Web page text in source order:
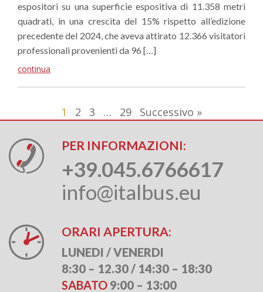
espositori su una superficie espositiva di 11.358 metri
quadrati, in una crescita del 15% rispetto all’edizione
precedente del 2024, che aveva attirato 12.366 visitatori
professionali provenienti da 96 […]
continua
1 2 3 … 29 Successivo »
PER INFORMAZIONI:
+39.045.6766617
info@italbus.eu
ORARI APERTURA:
LUNEDI / VENERDI
8:30 – 12.30 / 14:30 – 18:30
SABATO 9:00 – 13:00